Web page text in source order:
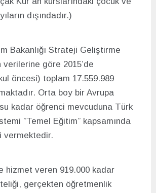
dışındadır.)
Bakanlığı Strateji Geliştirme
verilerine göre 2015’de
öncesi) toplam 17.559.989
Orta boy bir Avrupa
kadar öğrenci mevcuduna Türk
”Temel Eğitim” kapsamında
vermektedir.
hizmet veren 919.000 kadar
gerçekten öğretmenlik